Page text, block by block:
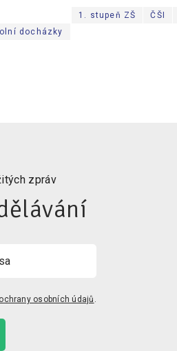
docházky
1. stupeň ZŠ ČŠI
zpráv
osobních údajů .